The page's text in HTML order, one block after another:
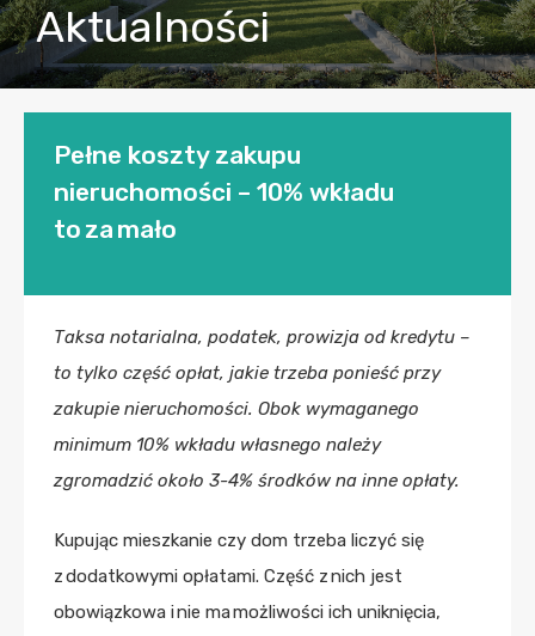
Aktualności
Pełne koszty zakupu
nieruchomości – 10% wkładu
to za mało
Taksa notarialna, podatek, prowizja od kredytu –
to tylko część opłat, jakie trzeba ponieść przy
zakupie nieruchomości. Obok wymaganego
minimum 10% wkładu własnego należy
zgromadzić około 3-4% środków na inne opłaty.
Kupując mieszkanie czy dom trzeba liczyć się
z dodatkowymi opłatami. Część z nich jest
obowiązkowa i nie ma możliwości ich uniknięcia,